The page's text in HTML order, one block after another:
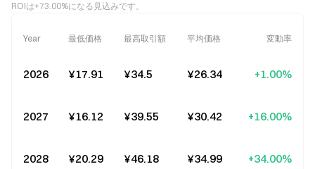
ROIは+73.00%になる見込みです。
Year 最低価格 最高取引額 平均価格 変動率
2026 ¥17.91 ¥34.5 ¥26.34 +1.00%
2027 ¥16.12 ¥39.55 ¥30.42 +16.00%
2028 ¥20.29 ¥46.18 ¥34.99 +34.00%